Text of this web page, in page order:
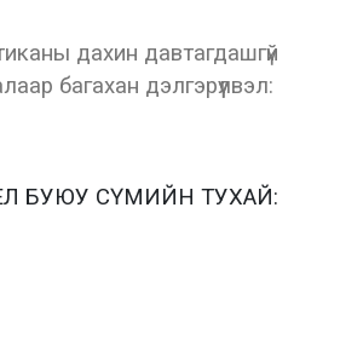
дахин давтагдашгүй
багахан дэлгэрүүлвэл:
БУЮУ СҮМИЙН ТУХАЙ: